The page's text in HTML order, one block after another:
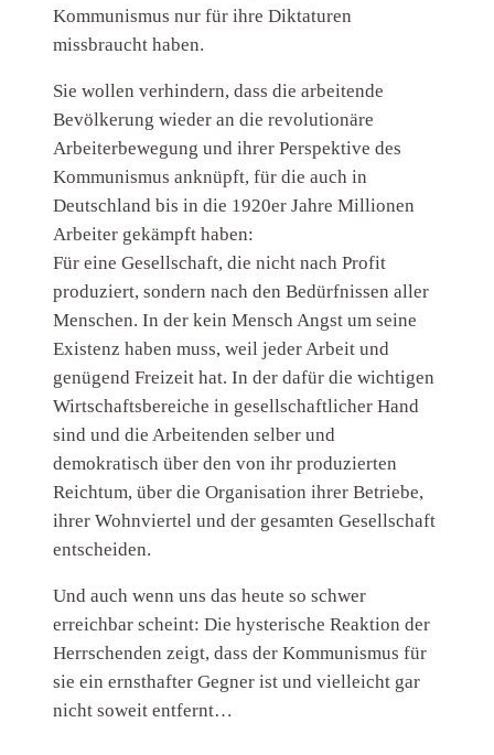
Kommunismus nur für ihre Diktaturen
missbraucht haben.
Sie wollen verhindern, dass die arbeitende
Bevölkerung wieder an die revolutionäre
Arbeiterbewegung und ihrer Perspektive des
Kommunismus anknüpft, für die auch in
Deutschland bis in die 1920er Jahre Millionen
Arbeiter gekämpft haben:
Für eine Gesellschaft, die nicht nach Profit
produziert, sondern nach den Bedürfnissen aller
Menschen. In der kein Mensch Angst um seine
Existenz haben muss, weil jeder Arbeit und
genügend Freizeit hat. In der dafür die wichtigen
Wirtschaftsbereiche in gesellschaftlicher Hand
sind und die Arbeitenden selber und
demokratisch über den von ihr produzierten
Reichtum, über die Organisation ihrer Betriebe,
ihrer Wohnviertel und der gesamten Gesellschaft
entscheiden.
Und auch wenn uns das heute so schwer
erreichbar scheint: Die hysterische Reaktion der
Herrschenden zeigt, dass der Kommunismus für
sie ein ernsthafter Gegner ist und vielleicht gar
nicht soweit entfernt…